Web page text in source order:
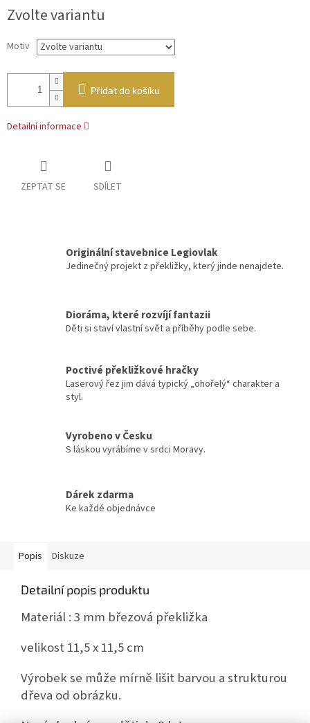
cena:
Zvolte variantu
Motiv
Přidat do košíku
Detailní informace
ZEPTAT SE SDÍLET
Originální stavebnice Legiovlak
Jedinečný projekt z překližky, který jinde nenajdete.
Dioráma, které rozvíjí fantazii
Děti si staví vlastní svět a příběhy podle sebe.
Poctivé překližkové hračky
Laserový řez jim dává typický „ohořelý“ charakter a
styl.
Vyrobeno v Česku
S láskou vyrábíme v srdci Moravy.
Dárek zdarma
Ke každé objednávce
Popis Diskuze
Detailní popis produktu
Materiál : 3 mm březová překližka
velikost 11,5 x 11,5 cm
Výrobek se může mírně lišit barvou a strukturou
dřeva od obrázku.